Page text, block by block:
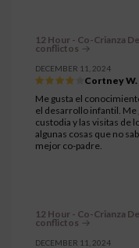
12 Hour - Co-Crianza
conflictos
DECEMBER 11, 2024
Cortney W.
Me gusta el
el desarrollo infantil. Me
custodia y las visitas de
algunas cosas que no
mejor co-padre.
12 Hour - Co-Crianza
conflictos
DECEMBER 11, 2024